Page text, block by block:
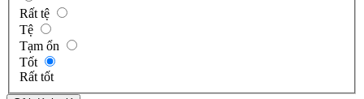
Rất tệ
Tệ
Tạm ổn
Tốt
Rất tốt